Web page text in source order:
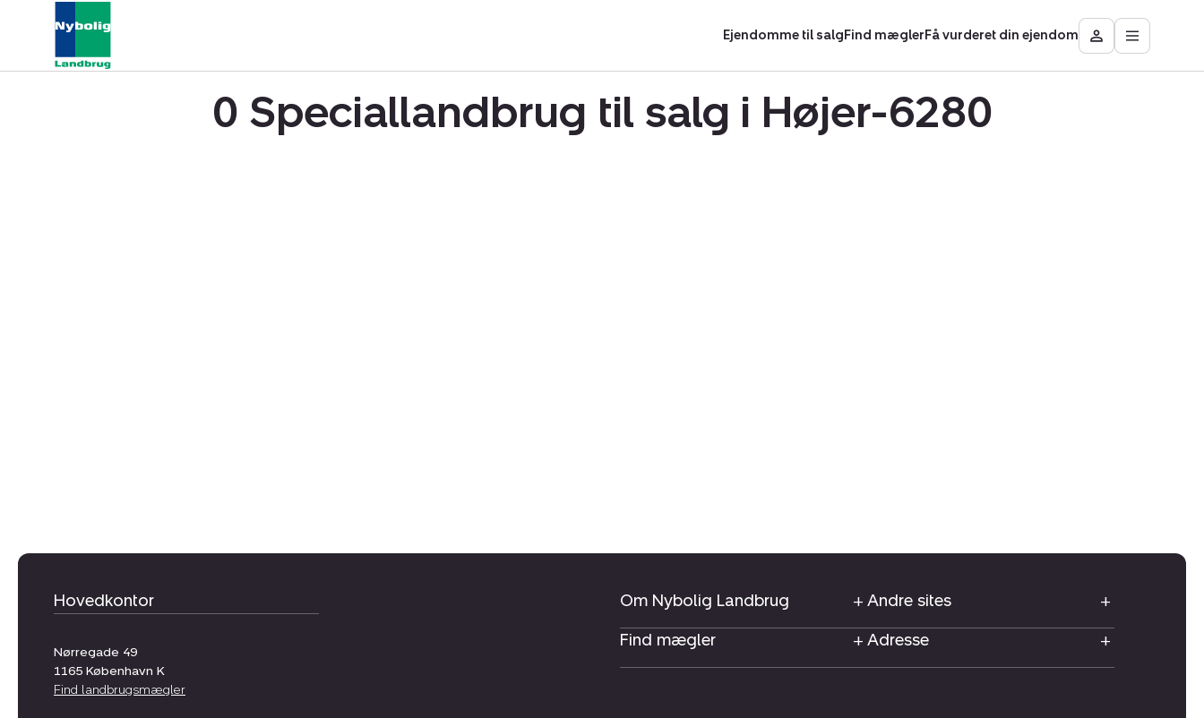
Ejendomme til salgFind mæglerFå vurderet din ejendom
Besøg
Mit
Åbn
0 Speciallandbrug til salg i Højer-6280
Hovedkontor
Nørregade 49
1165 København K
Find landbrugsmægler
Om Nybolig Landbrug
Andre sites
Find mægler
Adresse